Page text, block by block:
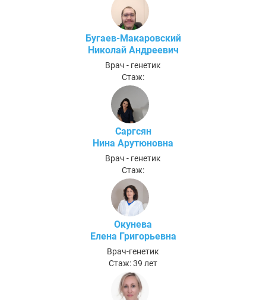
Бугаев-Макаровский
Николай Андреевич
Врач - генетик
Стаж:
Саргсян
Нина Арутюновна
Врач - генетик
Стаж:
Окунева
Елена Григорьевна
Врач-генетик
Стаж: 39 лет